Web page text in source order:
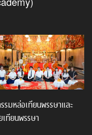
รมหล่อเทียนพรรษาและ
เทียนพรรษา